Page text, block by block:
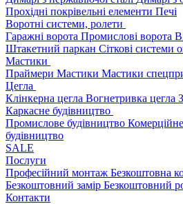
Прохідні покрівельні елементи Печі
Воротні системи, ролети
Гаражні ворота Промислові ворота
Штакетний паркан Сіткові системи
Мастики
Праймери Мастики Мастики
Цегла
Клінкерна цегла Вогнетривка цегла
Каркасне будівництво
Промислове будівництво
будівництво
SALE
Послуги
Професійний монтаж Безкоштовна
Безкоштовний замір Безкоштовний
Контакти